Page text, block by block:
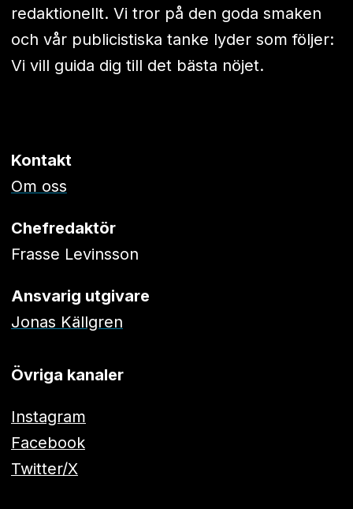
redaktionellt. Vi tror på den goda smaken
och vår publicistiska tanke lyder som följer:
Vi vill guida dig till det bästa nöjet.
Kontakt
Om oss
Chefredaktör
Frasse Levinsson
Ansvarig utgivare
Jonas Källgren
Övriga kanaler
Instagram
Facebook
Twitter/X